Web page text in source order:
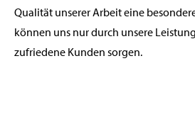
Qualität unserer Arbeit eine
können uns nur durch unsere
zufriedene Kunden sorgen.